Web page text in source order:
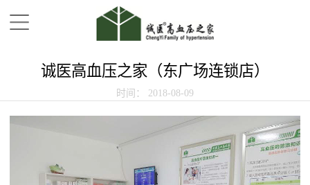
诚医高血压之家（东广场连锁店）
时间： 2018-08-09